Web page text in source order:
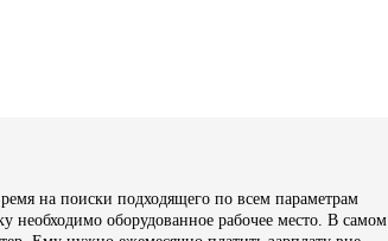
на поиски подходящего по всем параметрам
необходимо оборудованное рабочее место. В самом